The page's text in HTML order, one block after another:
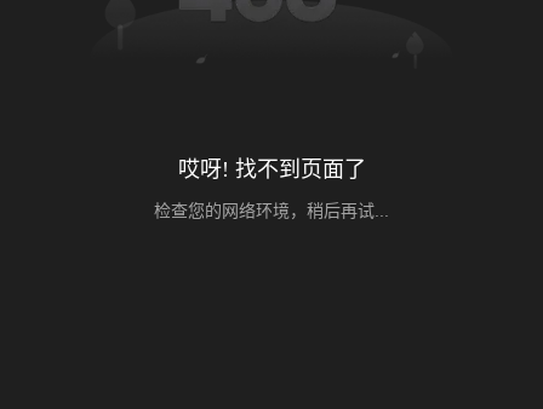
哎呀! 找不到页面了
检查您的网络环境，稍后再试...